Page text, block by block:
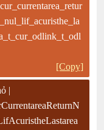
[Copy]
|